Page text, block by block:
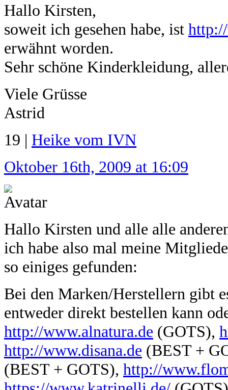
Hallo Kirsten,
soweit ich gesehen habe, ist
erwähnt worden.
Sehr schöne Kinderkleidung,
Viele Grüsse
Astrid
19 | Heike vom IVN
Oktober 16th, 2009 at 16:09
Hallo Kirsten und alle alle
ich habe also mal meine
so einiges gefunden:
Bei den Marken/Herstellern gibt
entweder direkt bestellen kann
http://www.alnatura.de (GOTS),
http://www.disana.de (BEST +
(BEST + GOTS), http://